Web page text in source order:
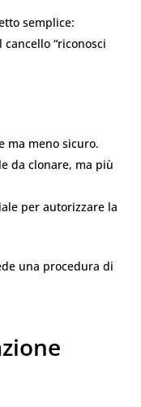
semplice:
“riconosci
ma meno sicuro.
da clonare, ma più
per autorizzare la
una procedura di